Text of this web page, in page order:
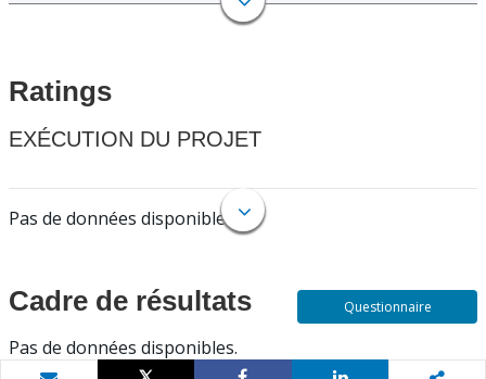
Ratings
EXÉCUTION DU PROJET
Pas de données disponibles.
Cadre de résultats
Pas de données disponibles.
Questionnaire